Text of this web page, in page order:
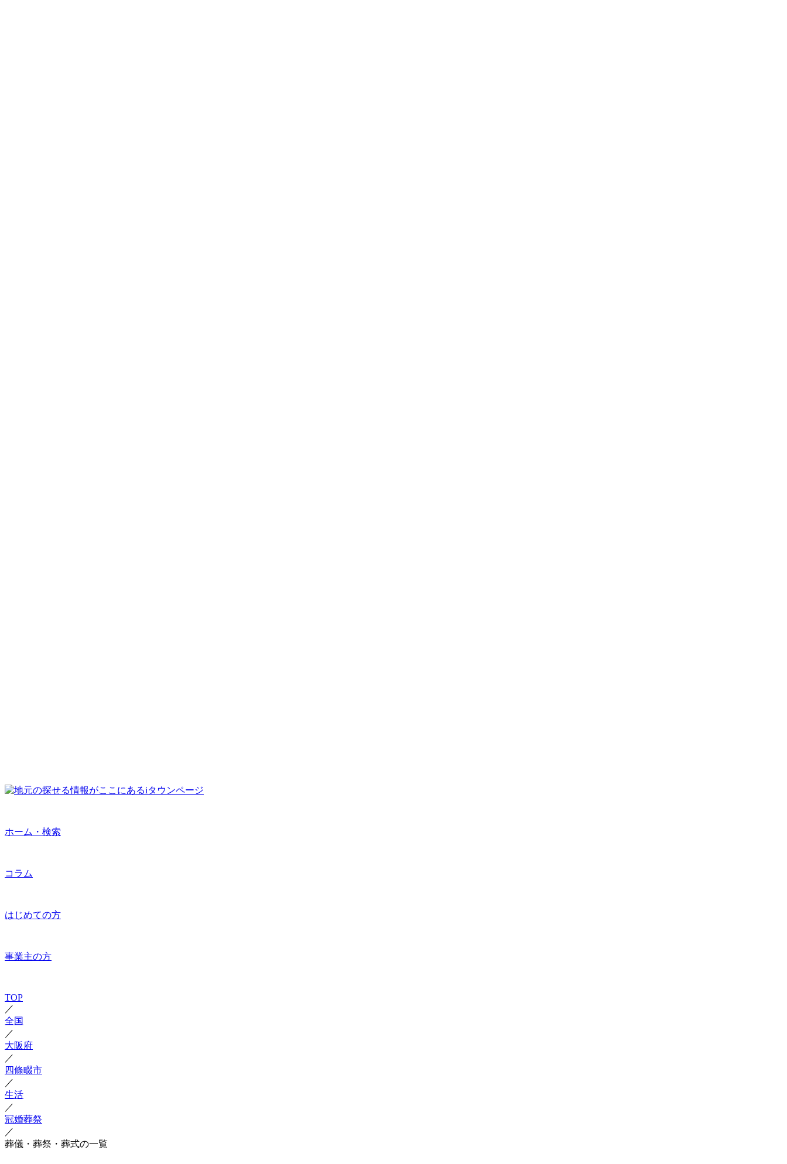
ホーム・検索
コラム
はじめての方
事業主の方
TOP
／
全国
／
大阪府
／
四條畷市
／
生活
／
冠婚葬祭
／
葬儀・葬祭・葬式の一覧